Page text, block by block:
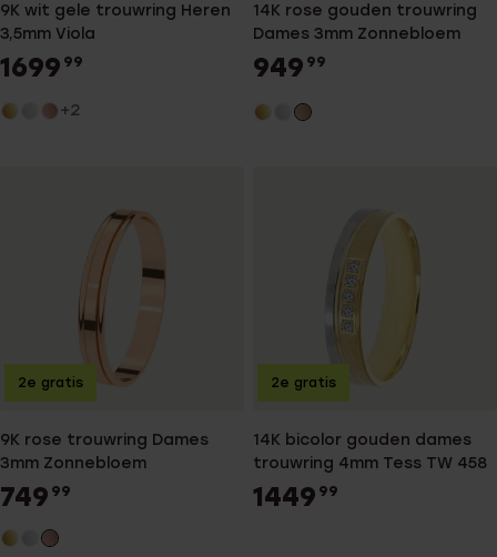
9K wit gele trouwring Heren
3,5mm Viola
1699 99
+2
14K rose gouden trouwring
Dames 3mm Zonnebloem
949 99
9K rose trouwring Dames
3mm Zonnebloem
749 99
2e gratis
14K bicolor gouden dames
trouwring 4mm Tess TW 458
1449 99
2e gratis